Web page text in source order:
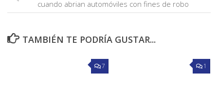
cuando abrian automóviles con fines de robo
TAMBIÉN TE PODRÍA GUSTAR...
7 1